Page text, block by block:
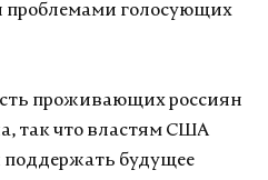
проблемами голосующих
проживающих россиян
так что властям США
будущее